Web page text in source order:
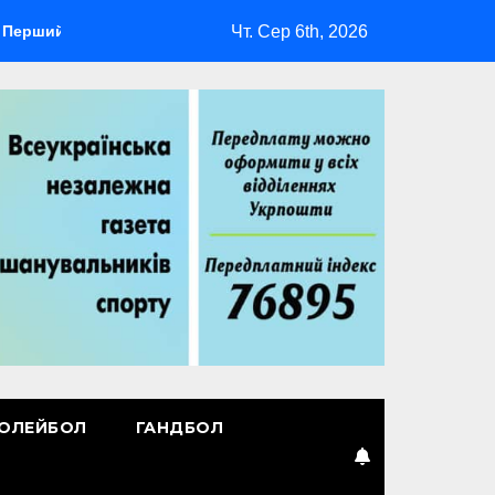
Повернення Мудрика Втрачені ілюзії
Чт. Сер 6th, 2026
ГАНДБОЛ